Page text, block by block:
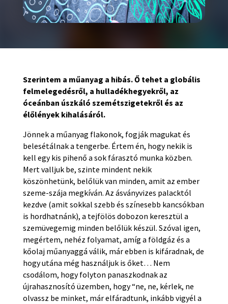
Szerintem a műanyag a hibás. Ő tehet a globális
felmelegedésről, a hulladékhegyekről, az
óceánban úszkáló szemétszigetekről és az
élőlények kihalásáról.
Jönnek a műanyag flakonok, fogják magukat és
belesétálnak a tengerbe. Értem én, hogy nekik is
kell egy kis pihenő a sok fárasztó munka közben.
Mert valljuk be, szinte mindent nekik
köszönhetünk, belőlük van minden, amit az ember
szeme-szája megkíván. Az ásványvizes palacktól
kezdve (amit sokkal szebb és színesebb kancsókban
is hordhatnánk), a tejfölös dobozon keresztül a
szemüvegemig minden belőlük készül. Szóval igen,
megértem, nehéz folyamat, amíg a földgáz és a
kőolaj műanyaggá válik, már ebben is kifáradnak, de
hogy utána még használjuk is őket… Nem
csodálom, hogy folyton panaszkodnak az
újrahasznosító üzemben, hogy “ne, ne, kérlek, ne
olvassz be minket, már elfáradtunk, inkább vigyél a